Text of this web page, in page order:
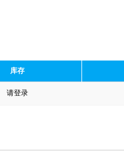
库存
请登录